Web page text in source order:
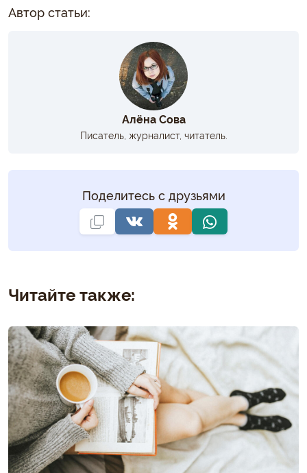
Автор статьи:
Алёна Сова
Писатель, журналист, читатель.
Поделитесь с друзьями
Читайте также: